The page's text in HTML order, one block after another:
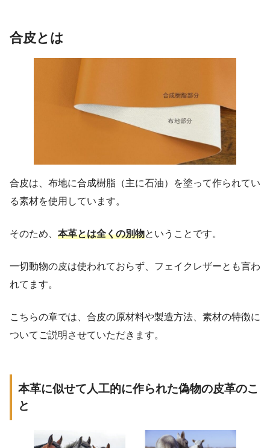
合皮とは
合皮は、布地に合成樹脂（主に石油）を塗って作られてい
る素材を使用しています。
そのため、 本革とは全くの別物ということです。
一切動物の皮は使われておらず、フェイクレザーとも言わ
れてます。
こちらの章では、合皮の原材料や製造方法、素材の特徴に
ついてご説明させていただきます。
本革に似せて人工的に作られた偽物の皮革のこ
と